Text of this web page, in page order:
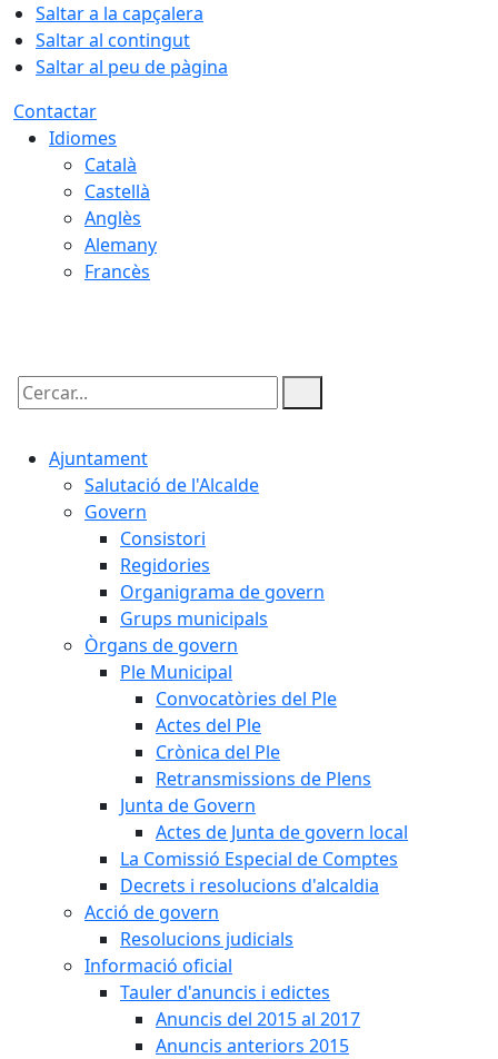
Saltar a la capçalera
Saltar al contingut
Saltar al peu de pàgina
Contactar
Idiomes
Català
Castellà
Anglès
Alemany
Francès
Cercar:
Ajuntament
Salutació de l'Alcalde
Govern
Consistori
Regidories
Organigrama de govern
Grups municipals
Òrgans de govern
Ple Municipal
Convocatòries del Ple
Actes del Ple
Crònica del Ple
Retransmissions de Plens
Junta de Govern
Actes de Junta de govern local
La Comissió Especial de Comptes
Decrets i resolucions d'alcaldia
Acció de govern
Resolucions judicials
Informació oficial
Tauler d'anuncis i edictes
Anuncis del 2015 al 2017
Anuncis anteriors 2015